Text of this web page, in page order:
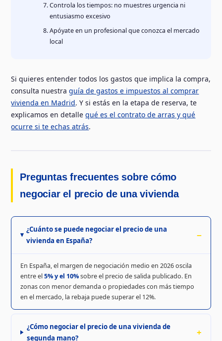
Controla los tiempos: no muestres urgencia ni
entusiasmo excesivo
Apóyate en un profesional que conozca el mercado
local
Si quieres entender todos los gastos que implica la compra,
consulta nuestraguía de gastos e impuestos al comprar
vivienda en Madrid. Y si estás en la etapa de reserva, te
explicamos en detallequé es el contrato de arras y qué
ocurre si te echas atrás.
Preguntas frecuentes sobre cómo
negociar el precio de una vivienda
¿Cuánto se puede negociar el precio de una
vivienda en España?
En España, el margen de negociación medio en 2026 oscila
entre el5% y el 10%sobre el precio de salida publicado. En
zonas con menor demanda o propiedades con más tiempo
en el mercado, la rebaja puede superar el 12%.
¿Cómo negociar el precio de una vivienda de
segunda mano?